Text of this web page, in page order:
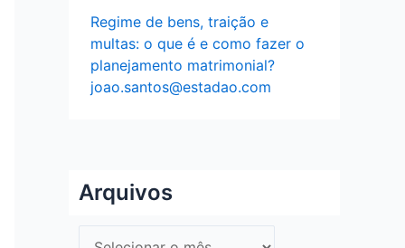
Regime de bens, traição e
multas: o que é e como fazer o
planejamento matrimonial?
joao.santos@estadao.com
Arquivos